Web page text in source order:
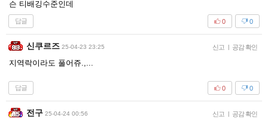
슨 티배깅수준인데
답글 0
0
신쿠르즈 25-04-23 23:25 신고 | 공감 확인
지역락이라도 풀어쥬.,...
답글 0
0
전구 25-04-24 00:56 신고 | 공감 확인